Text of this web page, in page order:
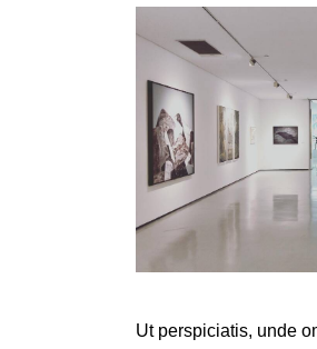
Ut perspiciatis, unde